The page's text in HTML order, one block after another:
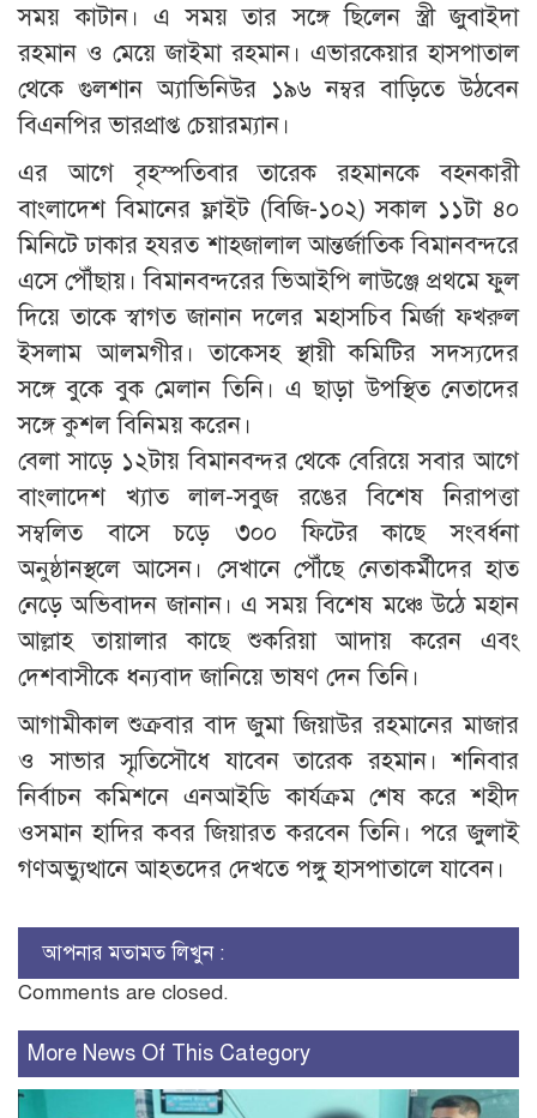
সময় কাটান। এ সময় তার সঙ্গে ছিলেন স্ত্রী জুবাইদা
রহমান ও মেয়ে জাইমা রহমান। এভারকেয়ার হাসপাতাল
থেকে গুলশান অ্যাভিনিউর ১৯৬ নম্বর বাড়িতে উঠবেন
বিএনপির ভারপ্রাপ্ত চেয়ারম্যান।
এর আগে বৃহস্পতিবার তারেক রহমানকে বহনকারী
বাংলাদেশ বিমানের ফ্লাইট (বিজি-১০২) সকাল ১১টা ৪০
মিনিটে ঢাকার হযরত শাহজালাল আন্তর্জাতিক বিমানবন্দরে
এসে পৌঁছায়। বিমানবন্দরের ভিআইপি লাউঞ্জে প্রথমে ফুল
দিয়ে তাকে স্বাগত জানান দলের মহাসচিব মির্জা ফখরুল
ইসলাম আলমগীর। তাকেসহ স্থায়ী কমিটির সদস্যদের
সঙ্গে বুকে বুক মেলান তিনি। এ ছাড়া উপস্থিত নেতাদের
সঙ্গে কুশল বিনিময় করেন।
বেলা সাড়ে ১২টায় বিমানবন্দর থেকে বেরিয়ে সবার আগে
বাংলাদেশ খ্যাত লাল-সবুজ রঙের বিশেষ নিরাপত্তা
সম্বলিত বাসে চড়ে ৩০০ ফিটের কাছে সংবর্ধনা
অনুষ্ঠানস্থলে আসেন। সেখানে পৌঁছে নেতাকর্মীদের হাত
নেড়ে অভিবাদন জানান। এ সময় বিশেষ মঞ্চে উঠে মহান
আল্লাহ তায়ালার কাছে শুকরিয়া আদায় করেন এবং
দেশবাসীকে ধন্যবাদ জানিয়ে ভাষণ দেন তিনি।
আগামীকাল শুক্রবার বাদ জুমা জিয়াউর রহমানের মাজার
ও সাভার স্মৃতিসৌধে যাবেন তারেক রহমান। শনিবার
নির্বাচন কমিশনে এনআইডি কার্যক্রম শেষ করে শহীদ
ওসমান হাদির কবর জিয়ারত করবেন তিনি। পরে জুলাই
গণঅভ্যুত্থানে আহতদের দেখতে পঙ্গু হাসপাতালে যাবেন।
আপনার মতামত লিখুন :
Comments are closed.
More News Of This Category